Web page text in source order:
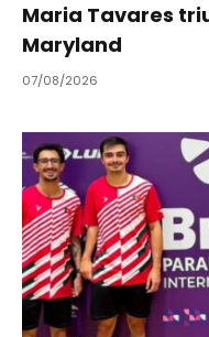
Maria Tavares
Maryland
07/08/2026